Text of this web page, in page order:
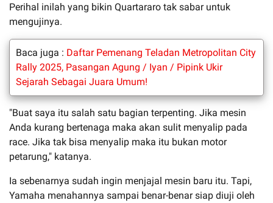
Perihal inilah yang bikin Quartararo tak sabar untuk
mengujinya.
Baca juga : Daftar Pemenang Teladan Metropolitan City
Rally 2025, Pasangan Agung / Iyan / Pipink Ukir
Sejarah Sebagai Juara Umum!
"Buat saya itu salah satu bagian terpenting. Jika mesin
Anda kurang bertenaga maka akan sulit menyalip pada
race. Jika tak bisa menyalip maka itu bukan motor
petarung," katanya.
Ia sebenarnya sudah ingin menjajal mesin baru itu. Tapi,
Yamaha menahannya sampai benar-benar siap diuji oleh